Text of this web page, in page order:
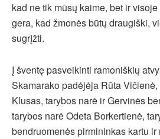
kad ne tik mūsų kaime, bet ir
gera, kad žmonės būtų draugiški,
sugrįžti.
Į šventę pasveikinti ramoniškių
Skamarako padėjėja Rūta
Klusas, tarybos narė ir Gervinės
tarybos narė Odeta Borkertienė,
bendruomenės pirmininkas kartu